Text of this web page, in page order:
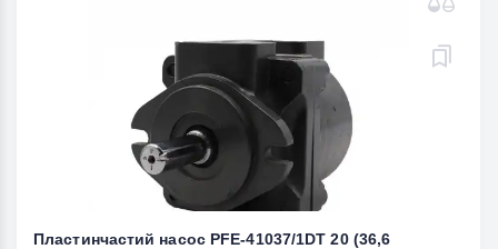
Пластинчастий насос PFE-41037/1DT 20 (36,6